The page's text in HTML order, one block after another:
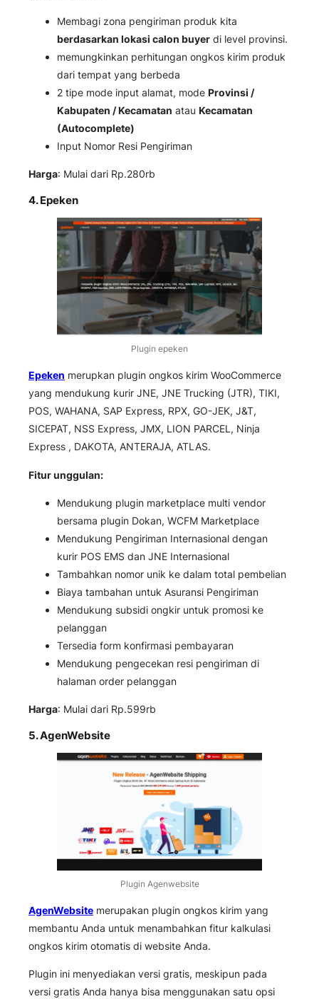
Membagi zona pengiriman produk kita
berdasarkan lokasi calon buyer di level provinsi.
memungkinkan perhitungan ongkos kirim produk
dari tempat yang berbeda
2 tipe mode input alamat, mode Provinsi /
Kabupaten / Kecamatan atau Kecamatan
(Autocomplete)
Input Nomor Resi Pengiriman
Harga: Mulai dari Rp.280rb
4. Epeken
Plugin epeken
Epeken merupkan plugin ongkos kirim WooCommerce
yang mendukung kurir JNE, JNE Trucking (JTR), TIKI,
POS, WAHANA, SAP Express, RPX, GO-JEK, J&T,
SICEPAT, NSS Express, JMX, LION PARCEL, Ninja
Express , DAKOTA, ANTERAJA, ATLAS.
Fitur unggulan:
Mendukung plugin marketplace multi vendor
bersama plugin Dokan, WCFM Marketplace
Mendukung Pengiriman Internasional dengan
kurir POS EMS dan JNE Internasional
Tambahkan nomor unik ke dalam total pembelian
Biaya tambahan untuk Asuransi Pengiriman
Mendukung subsidi ongkir untuk promosi ke
pelanggan
Tersedia form konfirmasi pembayaran
Mendukung pengecekan resi pengiriman di
halaman order pelanggan
Harga: Mulai dari Rp.599rb
5. AgenWebsite
Plugin Agenwebsite
AgenWebsite merupakan plugin ongkos kirim yang
membantu Anda untuk menambahkan fitur kalkulasi
ongkos kirim otomatis di website Anda.
Plugin ini menyediakan versi gratis, meskipun pada
versi gratis Anda hanya bisa menggunakan satu opsi